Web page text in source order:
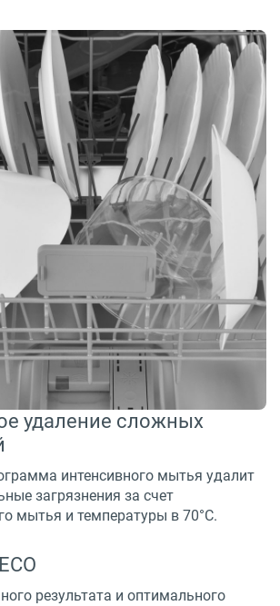
удаление сложных
интенсивного мытья удалит
загрязнения за счет
мытья и температуры в 70°С.
результата и оптимального